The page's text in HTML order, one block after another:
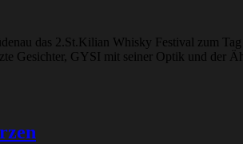
das 2.St.Kilian Whisky Festival zum
Gesichter, GYSI mit seiner Optik und